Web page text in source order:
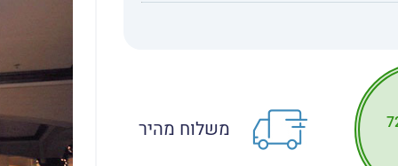
72 משלוח מהיר